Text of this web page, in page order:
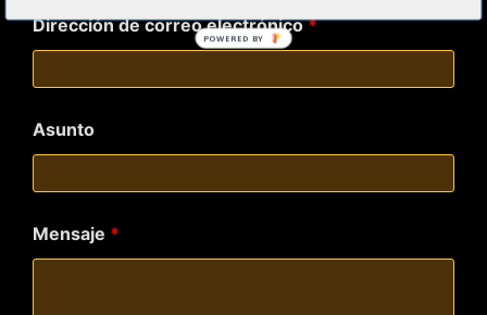
Dirección de correo electrónico*
Asunto
Mensaje *
POWERED BY